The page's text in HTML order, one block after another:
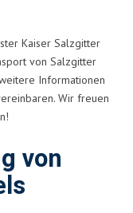
Kaiser Salzgitter
von Salzgitter
Informationen
Wir freuen
von